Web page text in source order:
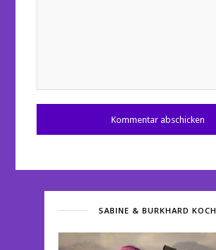
SABINE & BURKHARD KOCH